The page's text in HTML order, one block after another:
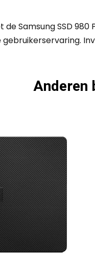
Samsung SSD
Anderen